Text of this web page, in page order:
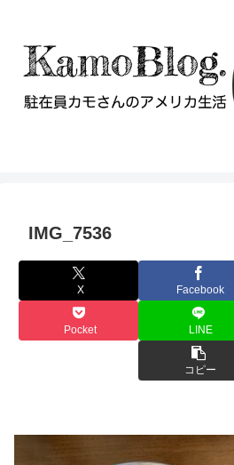
IMG_7536
X Facebook
Pocket LINE
コピー